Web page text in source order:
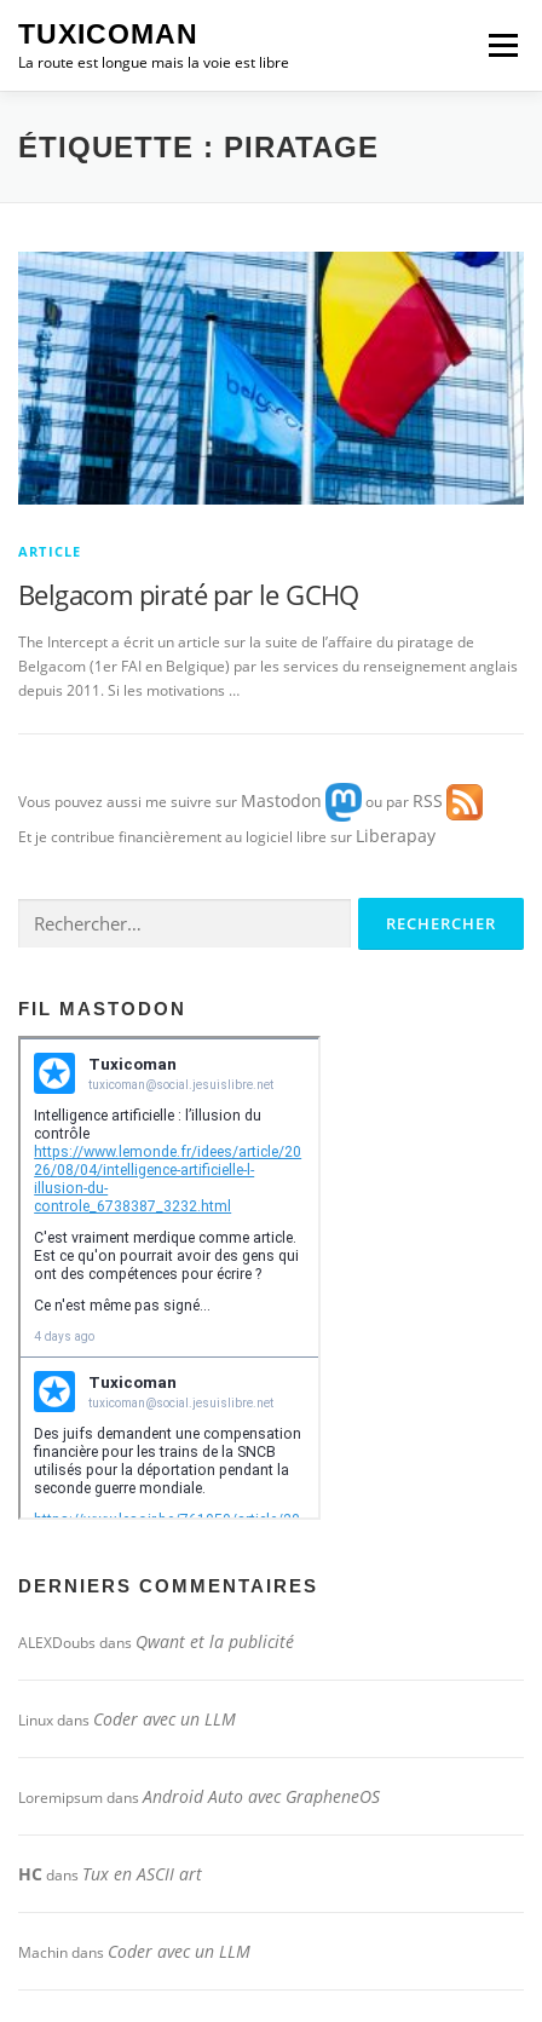
contenu
TUXICOMAN
La route est longue mais la voie est libre
Menu
LOGICIEL LIBRE SÉCURITÉ POLITIQUE
ÉTIQUETTE : PIRATAGE
ARTICLE
Belgacom piraté par le GCHQ
The Intercept a écrit un article sur la suite de l’affaire du piratage de
Belgacom (1er FAI en Belgique) par les services du renseignement anglais
depuis 2011. Si les motivations …
Vous pouvez aussi me suivre sur Mastodon ou par RSS
Et je contribue financièrement au logiciel libre sur Liberapay
FIL MASTODON
DERNIERS COMMENTAIRES
ALEXDoubs dans Qwant et la publicité
Linuxdans Coder avec un LLM
LoremipsumdansAndroid Auto avec GrapheneOS
HC dans Tux en ASCII art
Machindans Coder avec un LLM